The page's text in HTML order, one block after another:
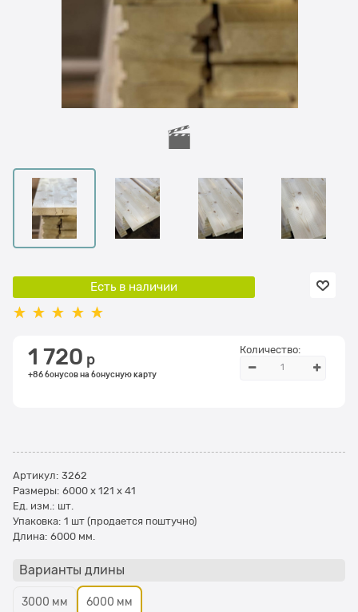
Есть в наличии
1 720 р
+86 бонусов на бонусную карту
Количество:
Артикул: 3262
Размеры: 6000 x 121 x 41
Ед. изм.: шт.
Упаковка: 1 шт (продается поштучно)
Длина: 6000 мм.
Варианты длины
3000 мм 6000 мм